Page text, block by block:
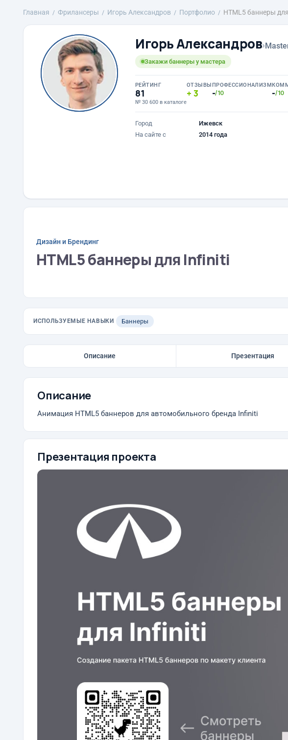
Главная Фрилансеры Игорь Александров Портфолио HTML5 баннеры
Игорь Александров›
Закажи баннеры у мастера
РЕЙТИНГ
81
№ 30 600 в каталоге
ОТЗЫВЫ
3
ПРОФЕССИОНАЛИЗМ
-/10 -/10
Город
Ижевск
На сайте с
2014 года
Дизайн и Брендинг
HTML5 баннеры для Infiniti
ИСПОЛЬЗУЕМЫЕ НАВЫКИ Баннеры
Описание Презентация
Описание
Анимация HTML5 баннеров для автомобильного бренда Infiniti
Презентация проекта